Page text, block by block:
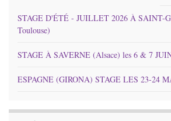
STAGE D'ÉTÉ - JUILLET 2026 À SAINT-
Toulouse)
STAGE À SAVERNE (Alsace) les 6 & 7
ESPAGNE (GIRONA) STAGE LES 23-24